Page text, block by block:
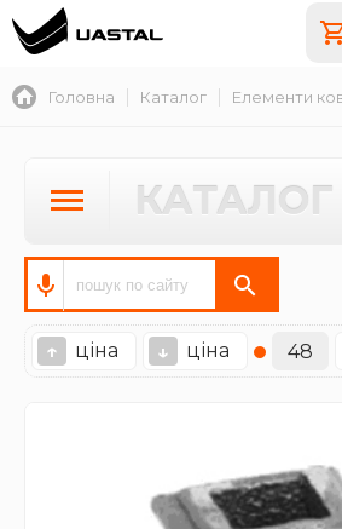
Головна Каталог Елементи
КАТАЛОГ
↑ ціна ↓ ціна 48